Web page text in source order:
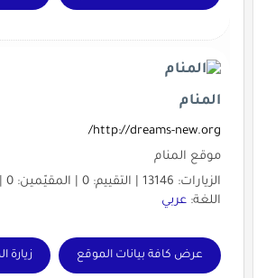
المنام
http://dreams-new.org/
موقع المنام
الزيارات: 13146 | التقييم: 0 | المقيّمين: 0 | الدولة:
اللغة: عربي
عرض كافة بيانات الموقع زيارة